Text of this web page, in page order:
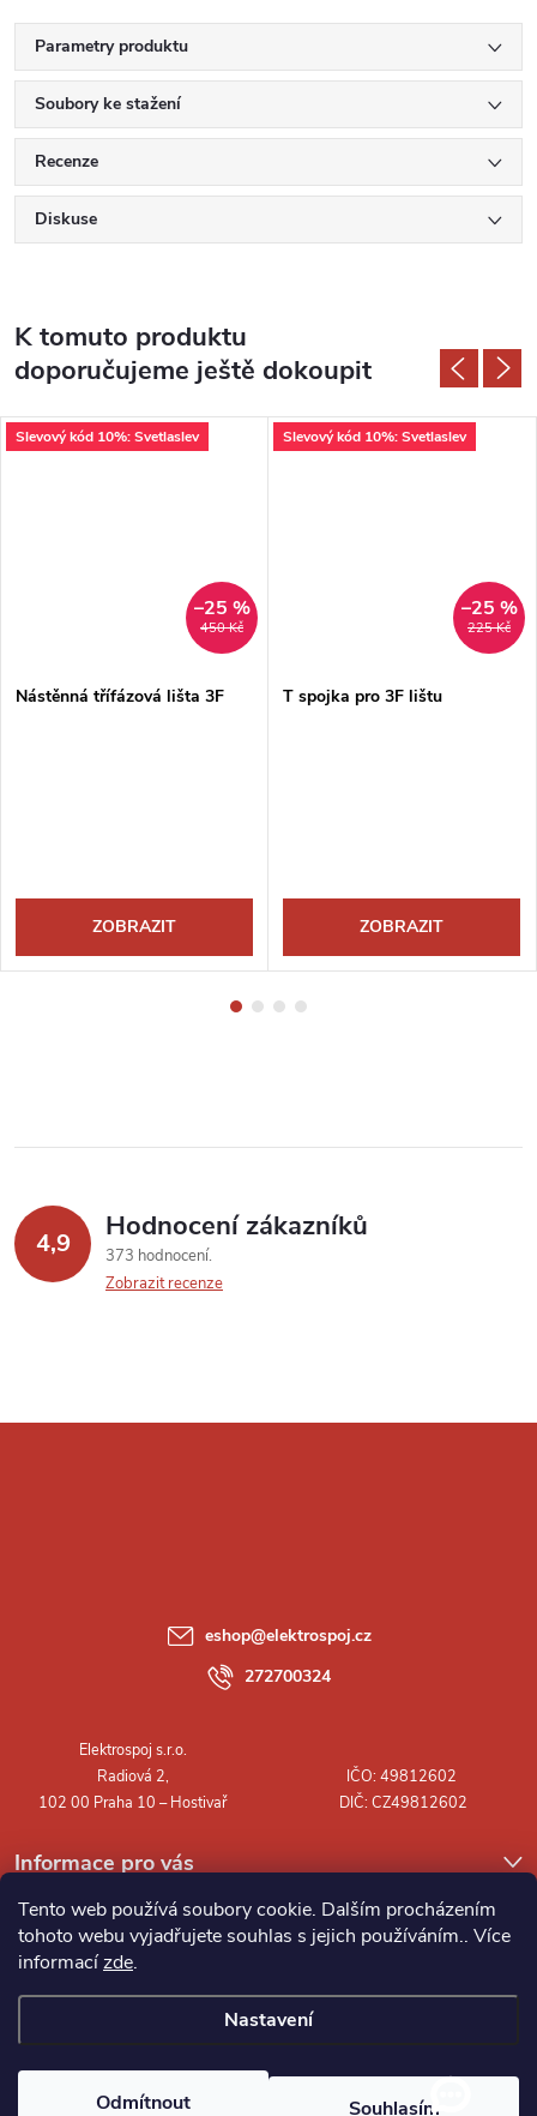
Tento web používá soubory cookie. Dalším procházením
tohoto webu vyjadřujete souhlas s jejich používáním.. Více
informacízde.
Nastavení
Odmítnout Souhlasím
Parametry produktu
Soubory ke stažení
Recenze
Diskuse
K tomuto produktu
doporučujeme ještě dokoupit
Slevový kód 10%: Svetlaslev
450 Kč
–25 %
Nástěnná třífázová lišta 3F
ZOBRAZIT
Slevový kód 10%: Svetlaslev
225 Kč
–25 %
T spojka pro 3F lištu
ZOBRAZIT
4,9 Hodnocení zákazníků
373 hodnocení
Zobrazit recenze
Informace pro vás
eshop@elektrospoj.cz
272700324
Elektrospoj s.r.o.. Všechna práva vyhrazena.